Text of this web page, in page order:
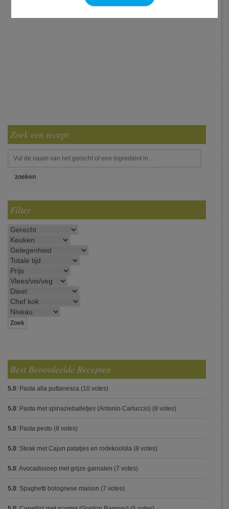
Zoek een recept
Filter
Best Beoordeelde Recepten
5.0: Pasta alla puttanesca (10 votes)
5.0: Pasta met spinazieballetjes (Antonio Carluccio) (8 votes)
5.0: Pasta pesto (8 votes)
5.0: Steak met Cajun patatjes en rodekoolsla (8 votes)
5.0: Avocadosoep met grijze garnalen (7 votes)
5.0: Spaghetti bolognese maison (7 votes)